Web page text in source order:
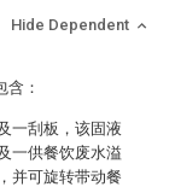
Hide Dependent
：
一刮板，该固液
一供餐饮废水溢
并可旋转带动餐